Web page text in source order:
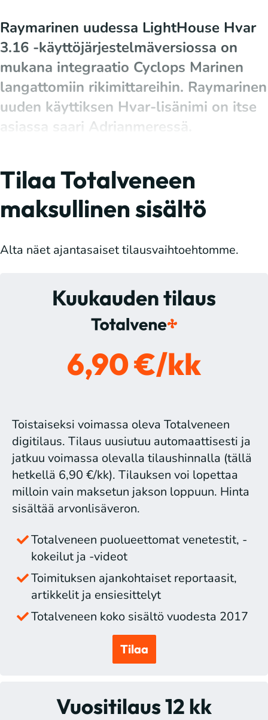
Raymarinen uudessa LightHouse Hvar
3.16 -käyttöjärjestelmäversiossa on
mukana integraatio Cyclops Marinen
langattomiin rikimittareihin. Raymarinen
uuden käyttiksen Hvar-lisänimi on itse
asiassa saari Adrianmeressä.
Tilaa Totalveneen
maksullinen sisältö
Alta näet ajantasaiset tilausvaihtoehtomme.
Kuukauden tilaus
6,90 €/kk
Toistaiseksi voimassa oleva Totalveneen
digitilaus. Tilaus uusiutuu automaattisesti ja
jatkuu voimassa olevalla tilaushinnalla (tällä
hetkellä 6,90 €/kk). Tilauksen voi lopettaa
milloin vain maksetun jakson loppuun. Hinta
sisältää arvonlisäveron.
Totalveneen puolueettomat venetestit, -
kokeilut ja -videot
Toimituksen ajankohtaiset reportaasit,
artikkelit ja ensiesittelyt
Totalveneen koko sisältö vuodesta 2017
Tilaa
Vuositilaus 12 kk